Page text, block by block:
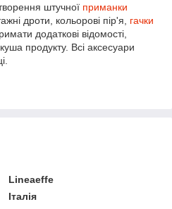
штучної приманки
дроти, кольорові пір'я, гачки
додаткові відомості,
продукту. Всі аксесуари
Lineaeffe
Італія